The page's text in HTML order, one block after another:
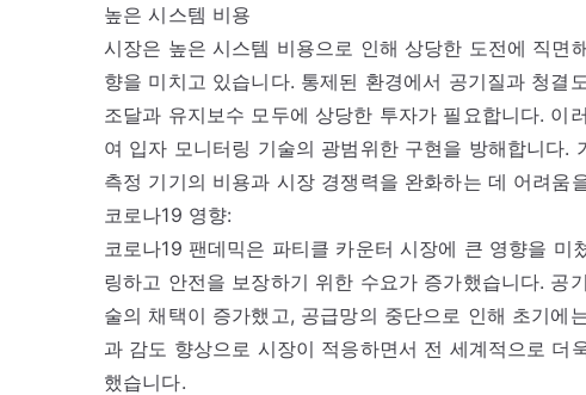
높은 시스템 비용
시장은 높은 시스템 비용으로 인해 상당한 도전에 직면
향을 미치고 있습니다. 통제된 환경에서 공기질과 청결
조달과 유지보수 모두에 상당한 투자가 필요합니다.
여 입자 모니터링 기술의 광범위한 구현을 방해합니다.
측정 기기의 비용과 시장 경쟁력을 완화하는 데 어려움
코로나19 영향:
코로나19 팬데믹은 파티클 카운터 시장에 큰 영향을
링하고 안전을 보장하기 위한 수요가 증가했습니다. 공
술의 채택이 증가했고, 공급망의 중단으로 인해 초기에
과 감도 향상으로 시장이 적응하면서 전 세계적으로 더
했습니다.